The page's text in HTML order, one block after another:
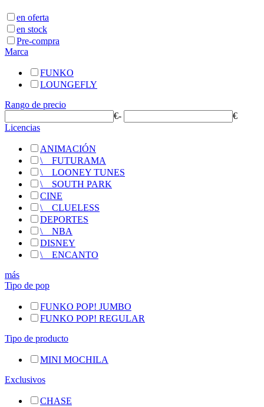
en oferta
en stock
Pre-compra
Marca
FUNKO
LOUNGEFLY
Rango de precio
€-
€
Licencias
ANIMACIÓN
\__ FUTURAMA
\__ LOONEY TUNES
\__ SOUTH PARK
CINE
\__ CLUELESS
DEPORTES
\__ NBA
DISNEY
\__ ENCANTO
más
Tipo de pop
FUNKO POP! JUMBO
FUNKO POP! REGULAR
Tipo de producto
MINI MOCHILA
Exclusivos
CHASE